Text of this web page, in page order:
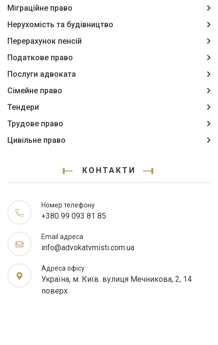
Міграційне право
Нерухомість та будівництво
Перерахунок пенсій
Податкове право
Послуги адвоката
Сімейне право
Тендери
Трудове право
Цивільне право
КОНТАКТИ
Номер телефону
+380 99 093 81 85
Email адреса
info@advokatvmisti.com.ua
Адреса офісу
Україна, м. Київ. вулиця Мечникова, 2, 14
поверх